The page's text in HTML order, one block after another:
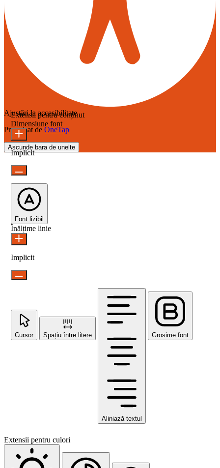
Ajustări la accesibilitate
Propulsat de OneTap
Ascunde bara de unelte
Extensii pentru conținut
Dimensiune font
Implicit
Font lizibil
Înălțime linie
Implicit
Cursor Spațiu între litere
Aliniază textul
Grosime font
Extensii pentru culori